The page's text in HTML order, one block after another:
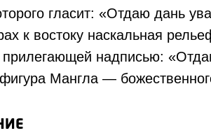
гласит: «Отдаю дань
к востоку наскальная
надписью:
Мангла —